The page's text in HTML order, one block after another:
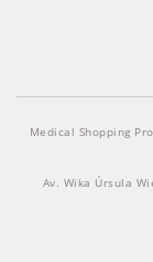
Medical Shopping
Av. Wika Úrsula